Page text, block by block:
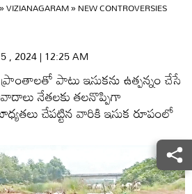
»VIZIANAGARAM»NEW CONTROVERSIES
, 2024 | 12:25 AM
పాటు ఇసుకను ఉత్పన్నం చేసే
నేతలకు తలనొప్పిగా
చేపట్టిన వారికి ఇసుక రూపంలో